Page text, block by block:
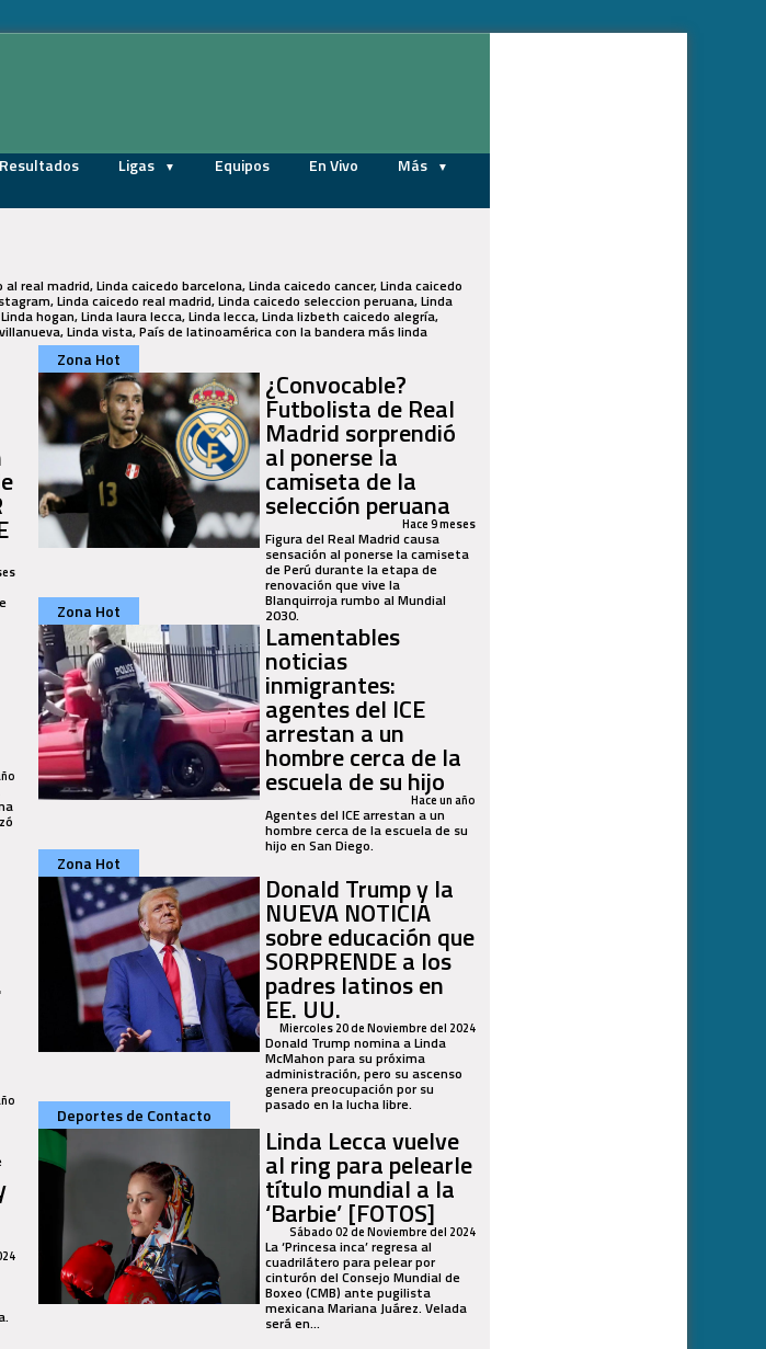
Resultados Ligas Equipos En Vivo Más
real madrid, Linda caicedo barcelona, Linda caicedo cancer, Linda caicedo
Linda caicedo real madrid, Linda caicedo seleccion peruana, Linda
hogan, Linda laura lecca, Linda lecca, Linda lizbeth caicedo alegría,
Linda vista, País de latinoamérica con la bandera más linda
Zona Hot
¿Convocable?
Futbolista de Real
Madrid sorprendió
al ponerse la
camiseta de la
selección peruana
Hace 9 meses
Figura del Real Madrid causa
sensación al ponerse la camiseta
de Perú durante la etapa de
renovación que vive la
Blanquirroja rumbo al Mundial
2030.
Zona Hot
Lamentables
noticias
inmigrantes:
agentes del ICE
arrestan a un
hombre cerca de la
escuela de su hijoHace un año
Agentes del ICE arrestan a un
hombre cerca de la escuela de su
hijo en San Diego.
Zona Hot
Donald Trump y la
NUEVA NOTICIA
sobre educación que
SORPRENDE a los
padres latinos en
EE. UU.
Miercoles 20 de Noviembre del 2024
Donald Trump nomina a Linda
McMahon para su próxima
administración, pero su ascenso
genera preocupación por su
pasado en la lucha libre.
Deportes de Contacto
Linda Lecca vuelve
al ring para pelearle
título mundial a la
‘Barbie’ [FOTOS]
Sábado 02 de Noviembre del 2024
La ‘Princesa inca’ regresa al
cuadrilátero para pelear por
cinturón del Consejo Mundial de
Boxeo (CMB) ante pugilista
mexicana Mariana Juárez. Velada
será en...